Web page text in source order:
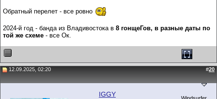
Обратный перелет - все ровно
2024-й год - банда из Владивостока в 8 гонщеГов, в разные даты по
той же схеме - все Ок.
12.09.2025, 02:20 #20
IGGY